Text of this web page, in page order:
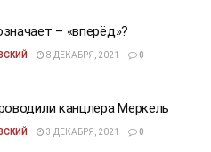
– «вперёд»?
8 ДЕКАБРЯ, 2021 0
канцлера Меркель
3 ДЕКАБРЯ, 2021 0